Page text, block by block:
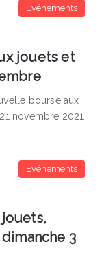
Evénements
jouets et
bourse aux
novembre 2021
Evénements
3